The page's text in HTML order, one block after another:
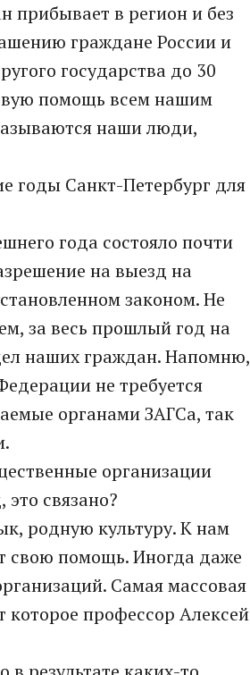
прибывает в регион и без
граждане России и
государства до 30
помощь всем нашим
наши люди,
годы Санкт-Петербург для
года состояло почти
на выезд на
законом. Не
за весь прошлый год на
наших граждан. Напомню,
не требуется
органами ЗАГСа, так
организации
связано?
родную культуру. К нам
свою помощь. Иногда даже
Самая массовая
которое профессор Алексей